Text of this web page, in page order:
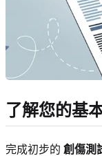
了解您的基
完成初步的 創傷測